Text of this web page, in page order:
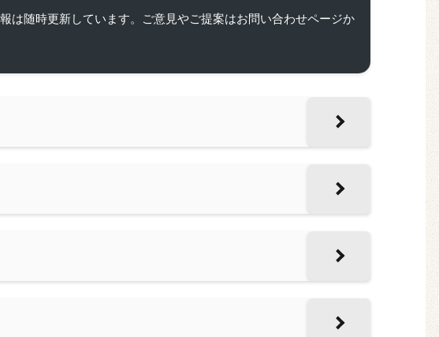
は随時更新しています。ご意見やご提案はお問い合わせページか